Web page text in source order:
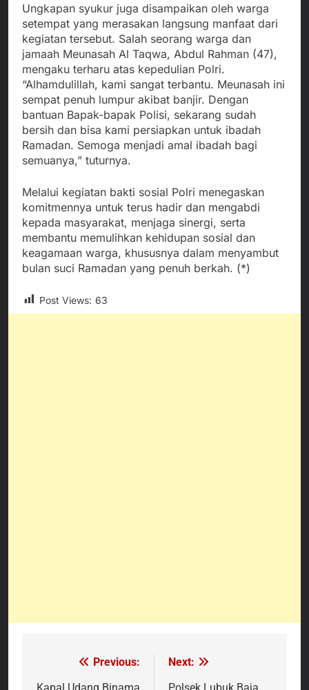
Ungkapan syukur juga disampaikan oleh warga
setempat yang merasakan langsung manfaat dari
kegiatan tersebut. Salah seorang warga dan
jamaah Meunasah Al Taqwa, Abdul Rahman (47),
mengaku terharu atas kepedulian Polri.
“Alhamdulillah, kami sangat terbantu. Meunasah ini
sempat penuh lumpur akibat banjir. Dengan
bantuan Bapak-bapak Polisi, sekarang sudah
bersih dan bisa kami persiapkan untuk ibadah
Ramadan. Semoga menjadi amal ibadah bagi
semuanya,” tuturnya.
Melalui kegiatan bakti sosial Polri menegaskan
komitmennya untuk terus hadir dan mengabdi
kepada masyarakat, menjaga sinergi, serta
membantu memulihkan kehidupan sosial dan
keagamaan warga, khususnya dalam menyambut
bulan suci Ramadan yang penuh berkah. (*)
Post Views: 63
NavigasiPrevious:
Kapal Udang Binama
Next:
Polsek Lubuk Baja